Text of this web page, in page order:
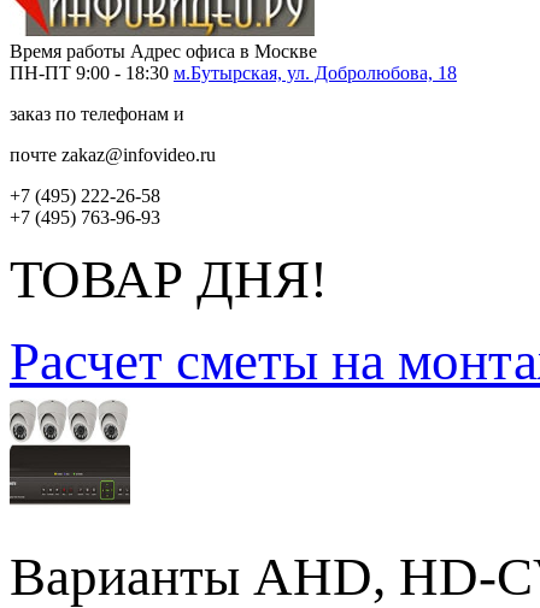
Время работы Адрес офиса в Москве
ПН-ПТ 9:00 - 18:30 м.Бутырская, ул. Добролюбова, 18
заказ по телефонам и
почте zakaz@infovideo.ru
+7 (495) 222-26-58
+7 (495) 763-96-93
ТОВАР ДНЯ!
Расчет сметы на
Варианты AHD, HD-